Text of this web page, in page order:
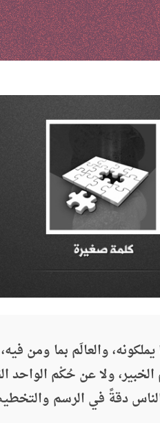
والعالَم بما ومن
الخبير، ولا عن حُكْم الواحد
دقةً في الرسم